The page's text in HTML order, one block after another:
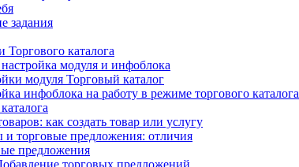
задания
каталога
модуля и инфоблока
модуля Торговый каталог
инфоблока на работу в режиме торгового каталога
как создать товар или услугу
и торговые предложения: отличия
предложения
торговых предложений